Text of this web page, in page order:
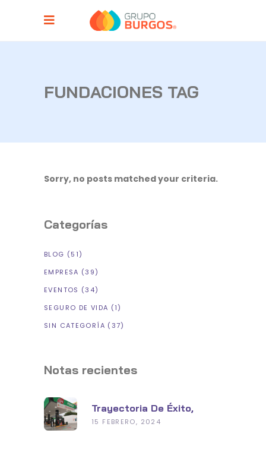
FUNDACIONES TAG
Sorry, no posts matched your criteria.
Categorías
BLOG (51)
EMPRESA (39)
EVENTOS (34)
SEGURO DE VIDA (1)
SIN CATEGORÍA (37)
Notas recientes
Trayectoria De Éxito,
Grupo Burgos En La
15 FEBRERO, 2024